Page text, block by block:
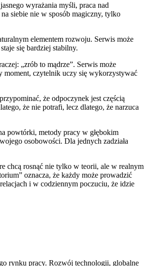
wyrażania myśli, praca nad
siebie nie w sposób magiczny, tylko
elementem rozwoju. Serwis może
się bardziej stabilny.
„zrób to mądrze”. Serwis może
moment, czytelnik uczy się wykorzystywać
że odpoczynek jest częścią
że nie potrafi, lecz dlatego, że narzuca
powtórki, metody pracy w głębokim
osobowości. Dla jednych zadziała
chcą rosnąć nie tylko w teorii, ale w realnym
oznacza, że każdy może prowadzić
i w codziennym poczuciu, że idzie
rynku pracy. Rozwój technologii, globalne